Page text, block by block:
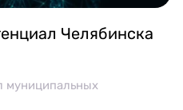
Челябинска
муниципальных